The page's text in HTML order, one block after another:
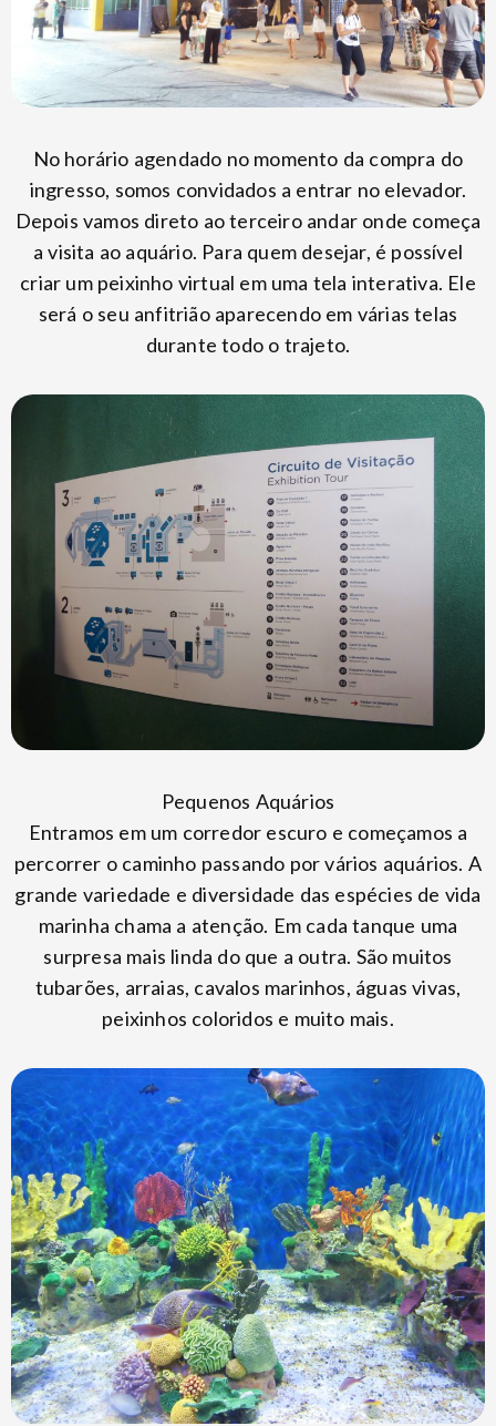
No horário agendado no momento da compra do
ingresso, somos convidados a entrar no elevador.
Depois vamos direto ao terceiro andar onde começa
a visita ao aquário. Para quem desejar, é possível
criar um peixinho virtual em uma tela interativa. Ele
será o seu anfitrião aparecendo em várias telas
durante todo o trajeto.
Pequenos Aquários
Entramos em um corredor escuro e começamos a
percorrer o caminho passando por vários aquários. A
grande variedade e diversidade das espécies de vida
marinha chama a atenção. Em cada tanque uma
surpresa mais linda do que a outra. São muitos
tubarões, arraias, cavalos marinhos, águas vivas,
peixinhos coloridos e muito mais.